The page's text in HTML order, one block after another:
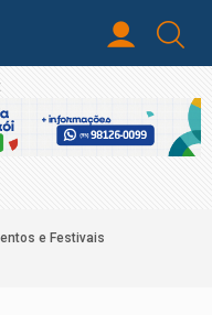
e Festivais